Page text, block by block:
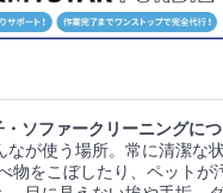
ソファークリーニングに
なが使う場所。常に清潔な
物をこぼしたり、ペットが